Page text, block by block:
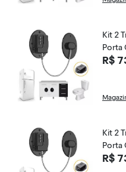
Kit 2
R$
Kit 2
R$